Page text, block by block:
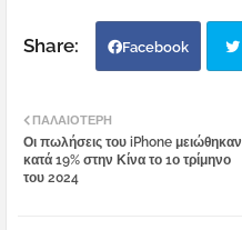
Facebook
tter
ΠΑΛΑΙΌΤΕΡΗ
Οι πωλήσεις του iPhone μειώθηκαν
κατά 19% στην Κίνα το 1ο τρίμηνο
του 2024